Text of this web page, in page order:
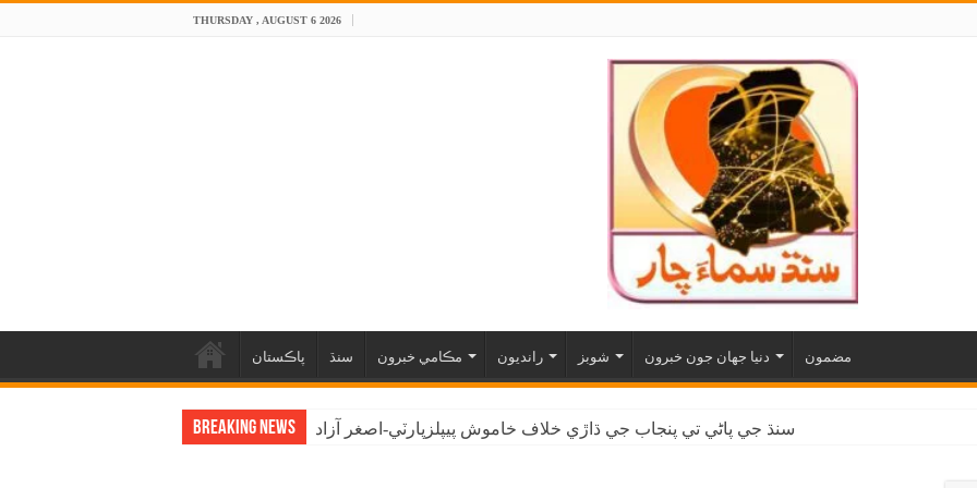
THURSDAY , AUGUST 6 2026
پاڪستان سنڌ مڪامي خبرون رانديون شوبز دنيا جهان جون خبرون مضمون
Breaking News سنڌ جي پاڻي تي پنجاب جي ڌاڙي خلاف خاموش پيپلزپارٽي-اصغر آزاد